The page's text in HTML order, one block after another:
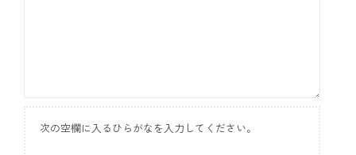
次の空欄に入るひらがなを入力してください。